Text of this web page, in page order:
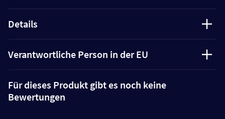
Details
Verantwortliche Person in der EU
Für dieses Produkt gibt es noch keine
Bewertungen